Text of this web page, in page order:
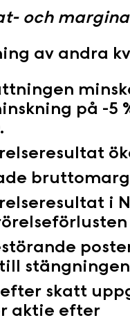
och
av andra
på -5
i
skatt
aktie efter